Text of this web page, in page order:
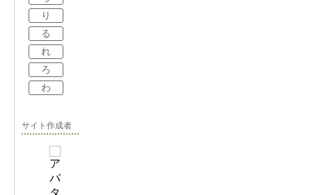
り
る
れ
ろ
わ
サイト作成者